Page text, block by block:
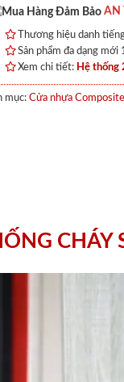
AN
Thương hiệu danh
Sản phẩm đa dạng
Xem chi tiết: Hệ thống
mục: Cửa nhựa Composite
CHÁY